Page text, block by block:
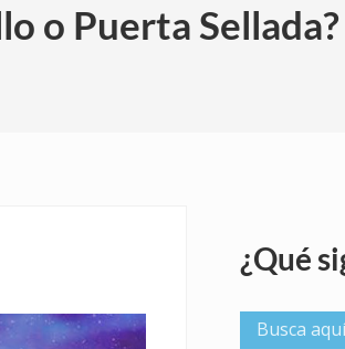
o Puerta Sellada?
¿Qué